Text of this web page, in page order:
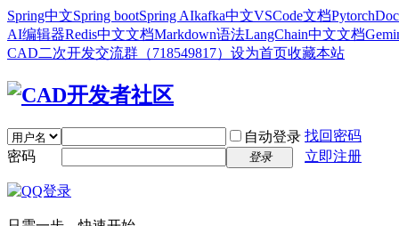
Spring中文Spring bootSpring AIkafka中文VSCode文档Pytorch
AI编辑器Redis中文文档Markdown语法LangChain中文文档
CAD二次开发交流群（718549817） 设为首页收藏本站
自动登录 找回密码
密码
登录 立即注册